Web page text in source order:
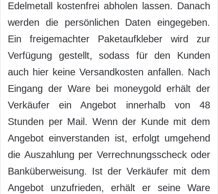
Edelmetall kostenfrei abholen lassen. Danach
werden die persönlichen Daten eingegeben.
Ein freigemachter Paketaufkleber wird zur
Verfügung gestellt, sodass für den Kunden
auch hier keine Versandkosten anfallen. Nach
Eingang der Ware bei moneygold erhält der
Verkäufer ein Angebot innerhalb von 48
Stunden per Mail. Wenn der Kunde mit dem
Angebot einverstanden ist, erfolgt umgehend
die Auszahlung per Verrechnungsscheck oder
Banküberweisung. Ist der Verkäufer mit dem
Angebot unzufrieden, erhält er seine Ware